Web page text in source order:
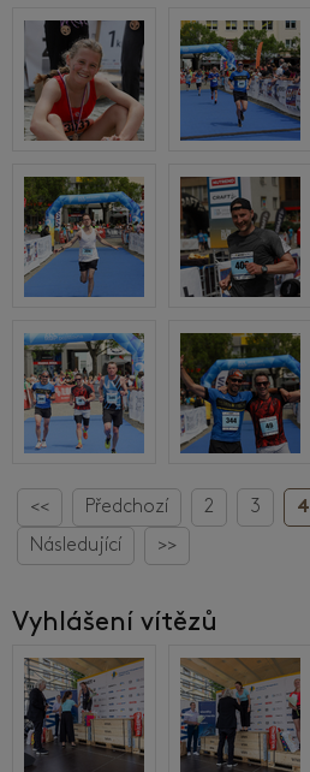
<< Předchozí 2 3 4
Následující
>>
Vyhlášení vítězů